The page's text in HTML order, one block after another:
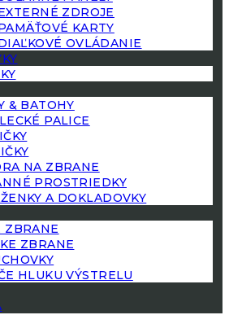
ZDROJE
KARTY
OVLÁDANIE
& BATOHY
PALICE
NA ZBRANE
PROSTRIEDKY
A DOKLADOVKY
ZBRANE
ZBRANE
HLUKU VÝSTRELU